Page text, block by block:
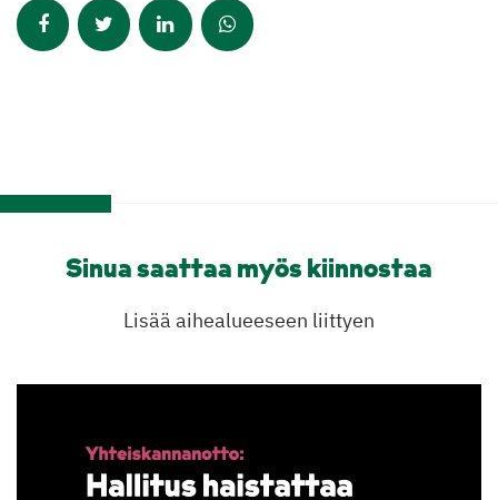
Sinua saattaa myös kiinnostaa
Lisää aihealueeseen liittyen